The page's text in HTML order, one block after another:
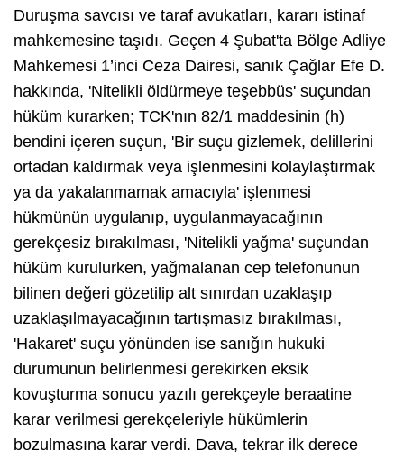
Duruşma savcısı ve taraf avukatları, kararı istinaf
mahkemesine taşıdı. Geçen 4 Şubat'ta Bölge Adliye
Mahkemesi 1’inci Ceza Dairesi, sanık Çağlar Efe D.
hakkında, 'Nitelikli öldürmeye teşebbüs' suçundan
hüküm kurarken; TCK'nın 82/1 maddesinin (h)
bendini içeren suçun, 'Bir suçu gizlemek, delillerini
ortadan kaldırmak veya işlenmesini kolaylaştırmak
ya da yakalanmamak amacıyla' işlenmesi
hükmünün uygulanıp, uygulanmayacağının
gerekçesiz bırakılması, 'Nitelikli yağma' suçundan
hüküm kurulurken, yağmalanan cep telefonunun
bilinen değeri gözetilip alt sınırdan uzaklaşıp
uzaklaşılmayacağının tartışmasız bırakılması,
'Hakaret' suçu yönünden ise sanığın hukuki
durumunun belirlenmesi gerekirken eksik
kovuşturma sonucu yazılı gerekçeyle beraatine
karar verilmesi gerekçeleriyle hükümlerin
bozulmasına karar verdi. Dava, tekrar ilk derece